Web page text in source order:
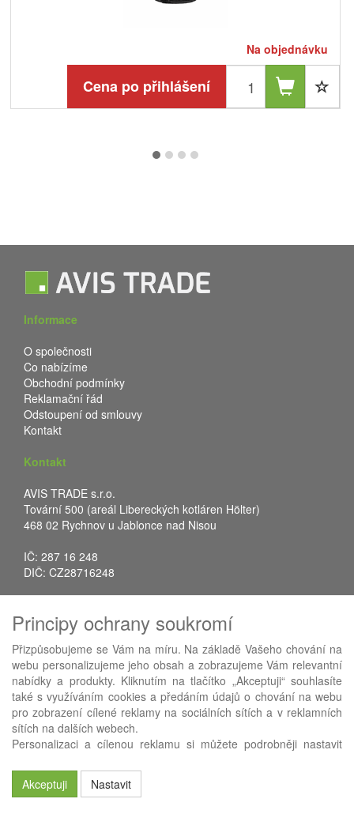
Na objednávku
Cena po přihlášení
Informace
O společnosti
Co nabízíme
Obchodní podmínky
Reklamační řád
Odstoupení od smlouvy
Kontakt
Kontakt
AVIS TRADE s.r.o.
Tovární 500 (areál Libereckých kotláren Hölter)
468 02 Rychnov u Jablonce nad Nisou
IČ: 287 16 248
DIČ: CZ28716248
Fax: +420 483 034 590
E-mail:info@avistrade.cz
Web:www.avistrade.cz
Používáme ABRA eShop- nejlepší řešení e-commerce pro náš
Principy ochrany soukromí
Přizpůsobujeme se Vám na míru. Na základě Vašeho chování na
webu personalizujeme jeho obsah a zobrazujeme Vám relevantní
nabídky a produkty. Kliknutím na tlačítko „Akceptuji“ souhlasíte
také s využíváním cookies a předáním údajů o chování na webu
pro zobrazení cílené reklamy na sociálních sítích a v reklamních
sítích na dalších webech.
Personalizaci a cílenou reklamu si můžete podrobněji nastavit
Akceptuji
Nastavit